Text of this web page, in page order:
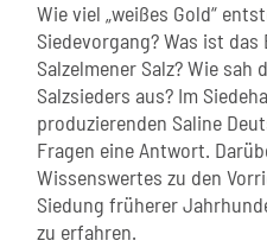
Wie viel „weißes Gold“
Siedevorgang? Was ist das
Salzelmener Salz? Wie
Salzsieders aus? Im
produzierenden Saline
Fragen eine Antwort.
Wissenswertes zu den
Siedung früherer
zu erfahren.